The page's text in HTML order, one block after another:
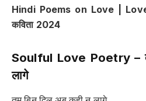
Hindi Poems on Love |
कविता 2024
Soulful Love Poetry –
लागे